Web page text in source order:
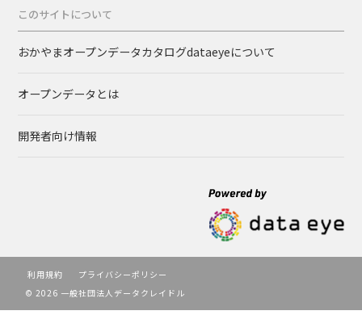
このサイトについて
おかやまオープンデータカタログdataeyeについて
オープンデータとは
開発者向け情報
利用規約
プライバシーポリシー
© 2026 一般社団法人データクレイドル